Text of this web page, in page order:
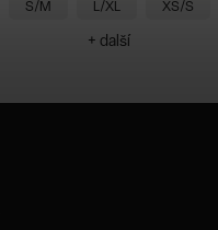
S/M L/XL XS/S
+ další